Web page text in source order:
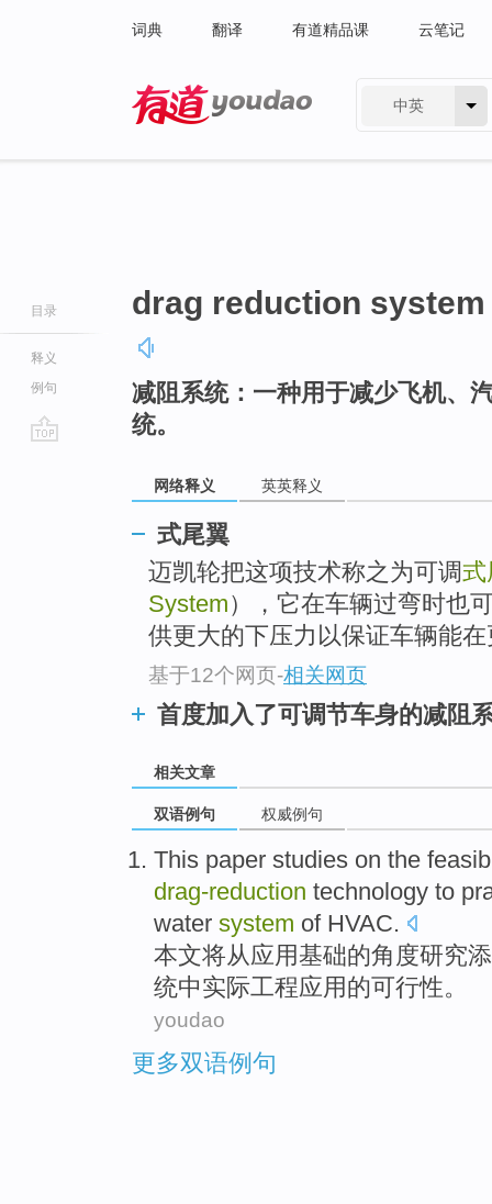
词典 翻译 有道精品课 云笔记
中英
目录
释义
例句
drag reduction system
减阻系统：一种用于减少飞机、
统。
网络释义 英英释义
式尾翼
迈凯轮把这项技术称之为可调式
System），它在车辆过弯时也
供更大的下压力以保证车辆能
基于12个网页-相关网页
首度加入了可调节车身的减阻
相关文章
双语例句 权威例句
This paper studies on the
drag-reduction technology to
water system of HVAC.
本文将从应用基础的角度研究
统中实际工程应用 的可行性。
youdao
更多双语例句